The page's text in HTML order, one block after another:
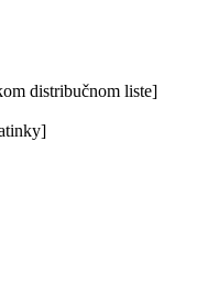
distribučnom liste]